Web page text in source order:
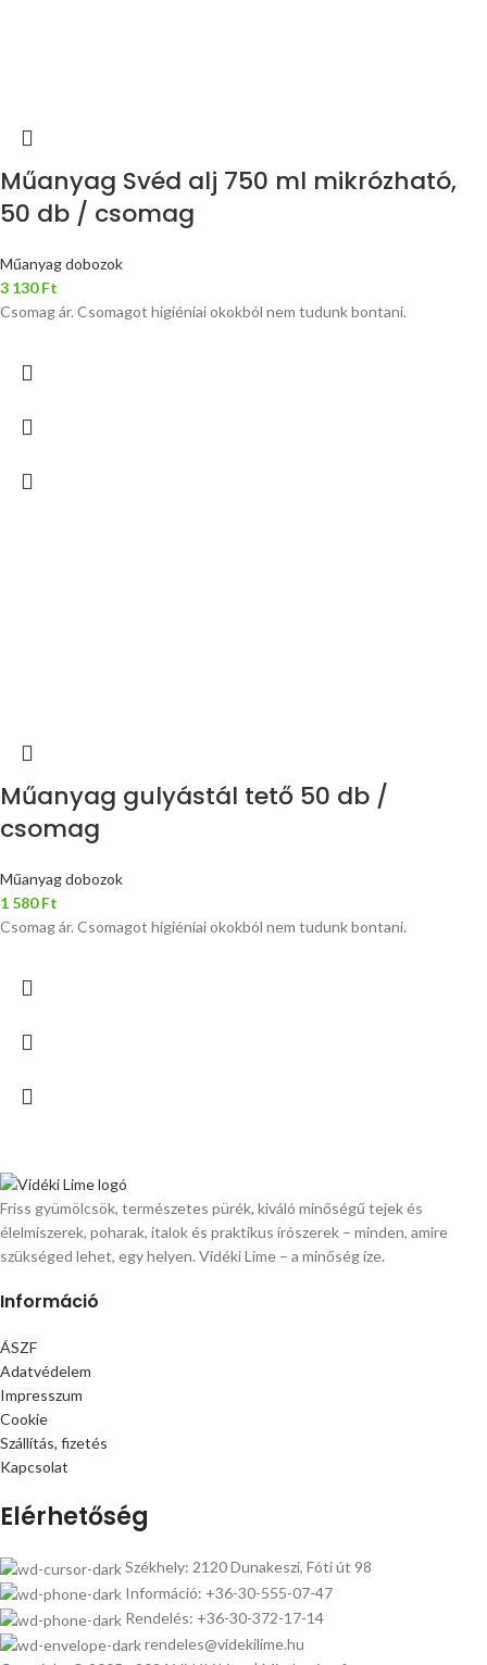
Műanyag Svéd alj 750 ml mikrózható,
50 db / csomag
Műanyag dobozok
3 130Ft
Csomag ár. Csomagot higiéniai okokból nem tudunk bontani.
Műanyag gulyástál tető 50 db /
csomag
Műanyag dobozok
1 580Ft
Csomag ár. Csomagot higiéniai okokból nem tudunk bontani.
Friss gyümölcsök, természetes pürék, kiváló minőségű tejek és
élelmiszerek, poharak, italok és praktikus írószerek – minden, amire
szükséged lehet, egy helyen. Vidéki Lime – a minőség íze.
Információ
ÁSZF
Adatvédelem
Impresszum
Cookie
Szállítás, fizetés
Kapcsolat
Elérhetőség
Székhely: 2120 Dunakeszi, Fóti út 98
Információ: +36-30-555-07-47
Rendelés: +36-30-372-17-14
rendeles@videkilime.hu